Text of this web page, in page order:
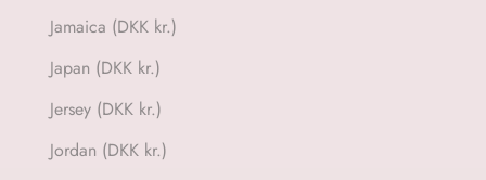
Jamaica (DKK kr.)
Japan (DKK kr.)
Jersey (DKK kr.)
Jordan (DKK kr.)